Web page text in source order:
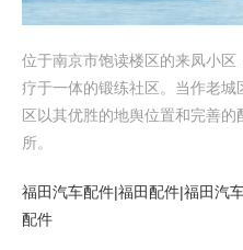
位于南京市饱读楼区的来凤小
疗于一体的锻练社区。当作老
区以其优胜的地舆位置和完善
所。
福田汽车配件|福田配件|福田汽
配件